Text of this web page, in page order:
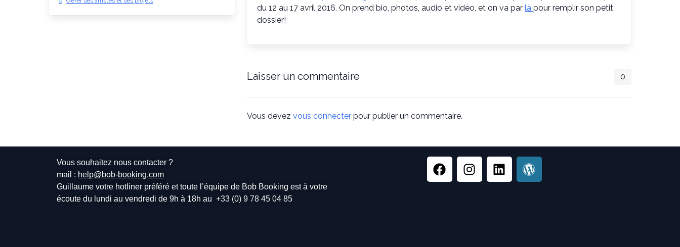
du 12 au 17 avril 2016. On prend bio, photos, audio et vidéo, et on va parlàpour remplir son petit
dossier!
Laisser un commentaire 0
Vous devezvous connecter pour publier un commentaire.
Vous souhaitez nous contacter ?
mail : help@bob-booking.com
Guillaume votre hotliner préféré et toute l’équipe de Bob Booking est à votre
écoute du lundi au vendredi de 9h à 18h au +33 (0) 9 78 45 04 85